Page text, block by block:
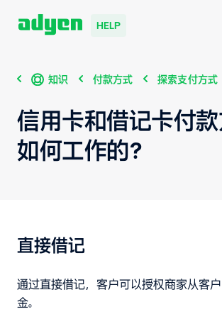
HELP
知识 付款方式 探索支付方式
信用卡和借记卡付
如何工作的？
直接借记
通过直接借记，客户可以授权商家从客
金。